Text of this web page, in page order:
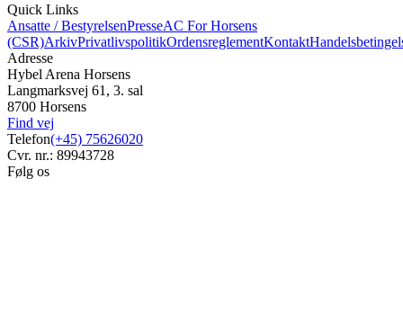
Quick Links
Ansatte / BestyrelsenPresseAC For Horsens
(CSR)ArkivPrivatlivspolitikOrdensreglementKontakt
Adresse
Hybel Arena Horsens
Langmarksvej 61, 3. sal
8700 Horsens
Find vej
Telefon(+45) 75626020
Cvr. nr.: 89943728
Følg os